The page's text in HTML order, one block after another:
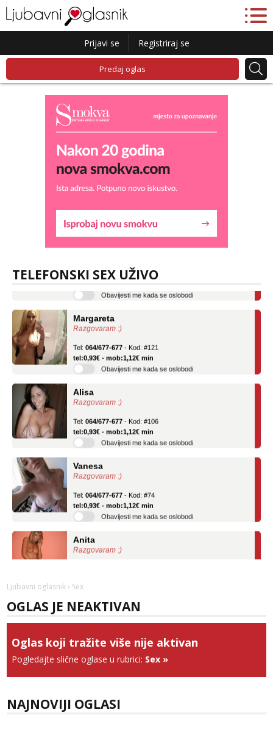
Prijavi se Registriraj se
Predaj oglas
TELEFONSKI SEX UŽIVO
Liliana
Razgovaram :)
tel:0,93€ - mob:1,12€ min
Razgovaram :)
tel:0,93€ - mob:1,12€ min
Obavijesti me kada se oslobodi
Razgovaram :)
tel:0,93€ - mob:1,12€ min
Obavijesti me kada se oslobodi
Razgovaram :)
tel:0,93€ - mob:1,12€ min
Obavijesti me kada se oslobodi
Razgovaram :)
Zara
tel:0,93€ - mob:1,12€ min
Obavijesti me kada se oslobodi
Anđela
Tel:064/677-677
Ljubavni oglasnik › Sex
OGLAS JE NEAKTIVAN
Oglas koji tražite više nije aktivan
Pogledajte slične oglase u rubrici: Sex »
NAJNOVIJI OGLASI